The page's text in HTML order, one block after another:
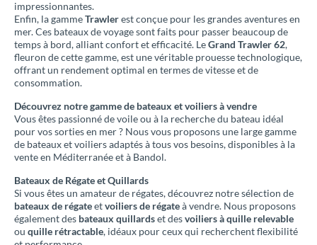
impressionnantes.
Enfin, la gammeTrawlerest conçue pour les grandes aventures en
mer. Ces bateaux de voyage sont faits pour passer beaucoup de
temps à bord, alliant confort et efficacité. LeGrand Trawler 62,
fleuron de cette gamme, est une véritable prouesse technologique,
offrant un rendement optimal en termes de vitesse et de
consommation.
Découvrez notre gamme de bateaux et voiliers à vendre
Vous êtes passionné de voile ou à la recherche du bateau idéal
pour vos sorties en mer ? Nous vous proposons une large gamme
de bateaux et voiliers adaptés à tous vos besoins, disponibles à la
vente en Méditerranée et à Bandol.
Bateaux de Régate et Quillards
Si vous êtes un amateur de régates, découvrez notre sélection de
bateaux de régateetvoiliers de régateà vendre. Nous proposons
également des bateaux quillardset desvoiliers à quille relevable
ou quille rétractable, idéaux pour ceux qui recherchent flexibilité